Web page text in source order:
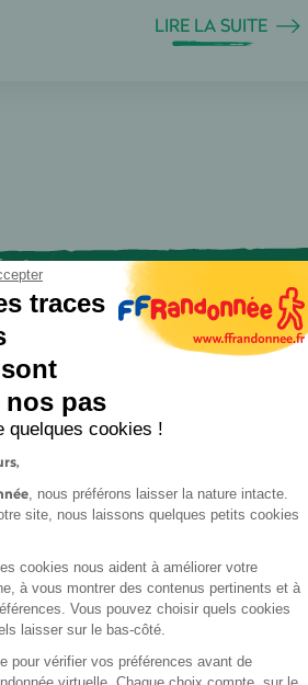
LIRE LA SUITE
traces
nos pas
quelques cookies !
, nous préférons laisser la nature intacte.
site, nous laissons quelques petits cookies
cookies nous aident à améliorer votre
à vous montrer des contenus pertinents et à
Vous pouvez choisir quels cookies
laisser sur le bas-côté.
pour vérifier vos préférences avant de